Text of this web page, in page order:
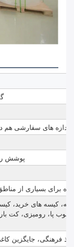
اندازه های سفارشی هم
پوشش
کیسه های خرید،
چوب پا، رومیزی، کت